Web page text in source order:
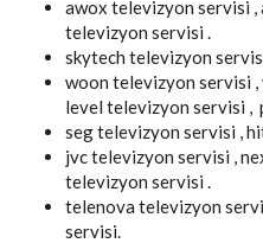
awox televizyon servisi
televizyon servisi .
skytech televizyon
woon televizyon servisi
level televizyon servisi
seg televizyon servisi ,
jvc televizyon servisi ,
televizyon servisi .
telenova televizyon
servisi.